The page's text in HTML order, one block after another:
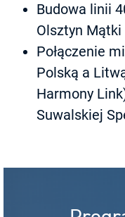
Budowa linii
Olsztyn Mątki
Połączenie
Polską a
Harmony
Suwalskiej